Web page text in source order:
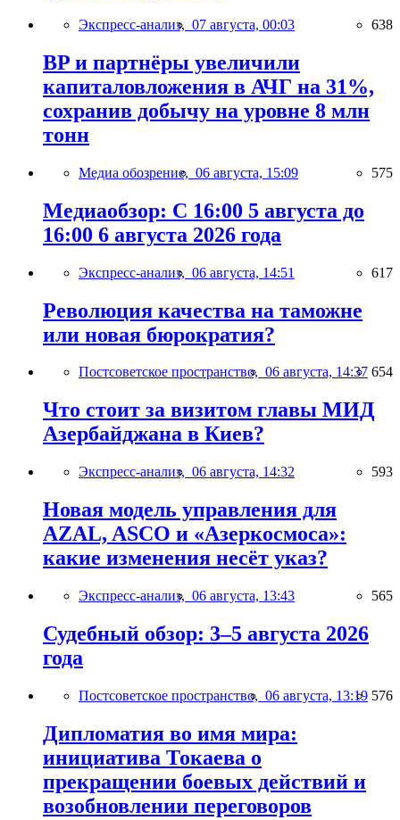
Экспресс-анализ, 07 августа, 00:03 638
BP и партнёры увеличили
капиталовложения в АЧГ на 31%,
сохранив добычу на уровне 8 млн
тонн
Медиа обозрение, 06 августа, 15:09 575
Медиаобзор: С 16:00 5 августа до
16:00 6 августа 2026 года
Экспресс-анализ, 06 августа, 14:51 617
Революция качества на таможне
или новая бюрократия?
Постсоветское пространство, 06 августа, 14:37 654
Что стоит за визитом главы МИД
Азербайджана в Киев?
Экспресс-анализ, 06 августа, 14:32 593
Новая модель управления для
AZAL, ASCO и «Азеркосмоса»:
какие изменения несёт указ?
Экспресс-анализ, 06 августа, 13:43 565
Судебный обзор: 3–5 августа 2026
года
Постсоветское пространство, 06 августа, 13:19 576
Дипломатия во имя мира:
инициатива Токаева о
прекращении боевых действий и
возобновлении переговоров